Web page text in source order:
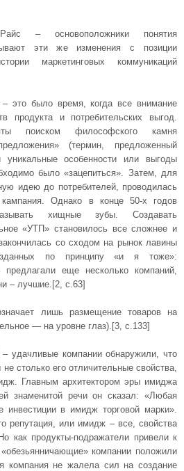
– основоположники понятия
эти же изменения с позиции
маркетинговых коммуникаций
– это было время, когда все внимание
продукта и потребительских выгод.
поиском философского камня
(термин, предложенный
уникальные особенности или выгоды
было «зацепиться». Затем, для
идею до потребителей, проводилась
кампания. Однако в конце 50-х годов
хищные зубы. Создавать
«УТП» становилось все сложнее и
со сходом на рынок лавины
по принципу «и я тоже»:
предлагали еще несколько компаний,
– лучшие.[2, с.63]
лишь размещение товаров на
— на уровне глаз).[3, с.133]
удачливые компании обнаружили, что
столько его отличительные свойства,
Главным архитектором эры имиджа
знаменитой речи он сказал: «Любая
инвестиции в имидж торговой марки».
репутация, или имидж – все, свойства
как продукты-подражатели привели к
компании положили
компания не жалела сил на создание